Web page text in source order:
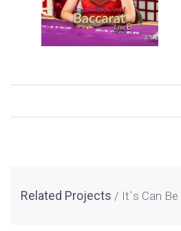
Related Projects It`s Can